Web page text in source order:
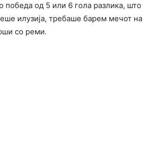
победа од 5 или 6 гола разлика, што
илузија, требаше барем мечот на
со реми.